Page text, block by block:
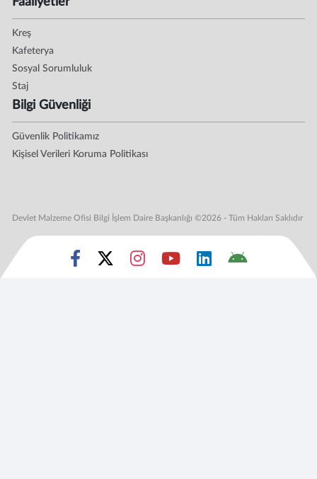
Kreş
Kafeterya
Sosyal Sorumluluk
Staj
Bilgi Güvenliği
Güvenlik Politikamız
Kişisel Verileri Koruma Politikası
Devlet Malzeme Ofisi Bilgi İşlem Daire Başkanlığı ©2026 - Tüm Hakları Saklıdır